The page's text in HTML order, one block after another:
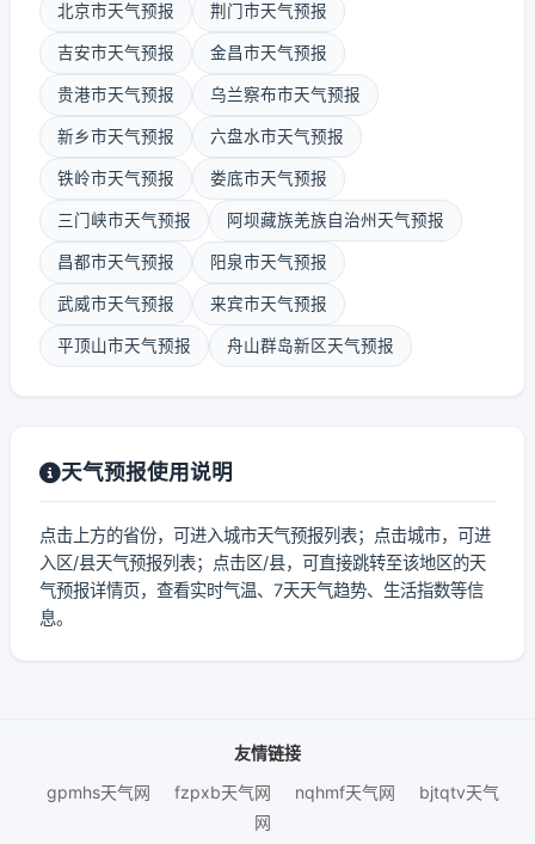
北京市天气预报 荆门市天气预报
吉安市天气预报 金昌市天气预报
贵港市天气预报 乌兰察布市天气预报
新乡市天气预报 六盘水市天气预报
铁岭市天气预报 娄底市天气预报
三门峡市天气预报 阿坝藏族羌族自治州天气预报
昌都市天气预报 阳泉市天气预报
武威市天气预报 来宾市天气预报
平顶山市天气预报 舟山群岛新区天气预报
天气预报使用说明
点击上方的省份，可进入城市天气预报列表；点击城市，可进
入区/县天气预报列表；点击区/县，可直接跳转至该地区的天
气预报详情页，查看实时气温、7天天气趋势、生活指数等信
息。
友情链接
gpmhs天气网
fzpxb天气网 nqhmf天气网
bjtqtv天气
网